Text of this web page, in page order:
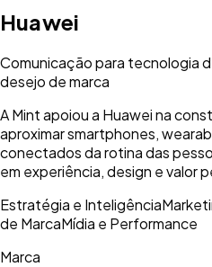
Huawei
Comunicação para tecnologia
desejo de marca
A Mint apoiou a Huawei na
aproximar smartphones,
conectados da rotina das
em experiência, design e valor
Estratégia e Inteligência
de MarcaMídia e Performance
Marca